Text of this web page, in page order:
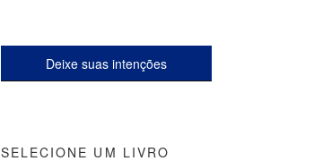
Deixe suas intenções
SELECIONE UM LIVRO